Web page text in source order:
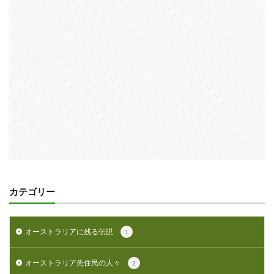
カテゴリー
オーストラリアに残る伝説 1
オーストラリア先住民の人々 2